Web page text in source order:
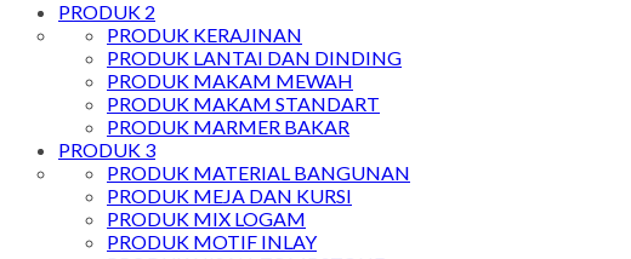
PRODUK 2
PRODUK KERAJINAN
PRODUK LANTAI DAN DINDING
PRODUK MAKAM MEWAH
PRODUK MAKAM STANDART
PRODUK MARMER BAKAR
PRODUK 3
PRODUK MATERIAL BANGUNAN
PRODUK MEJA DAN KURSI
PRODUK MIX LOGAM
PRODUK MOTIF INLAY